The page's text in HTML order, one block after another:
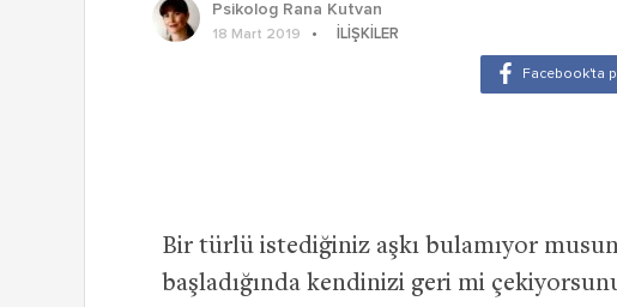
Psikolog Rana Kutvan
18 Mart 2019 İLIŞKILER
Bir türlü istediğiniz aşkı bulamıyor
başladığında kendinizi geri mi